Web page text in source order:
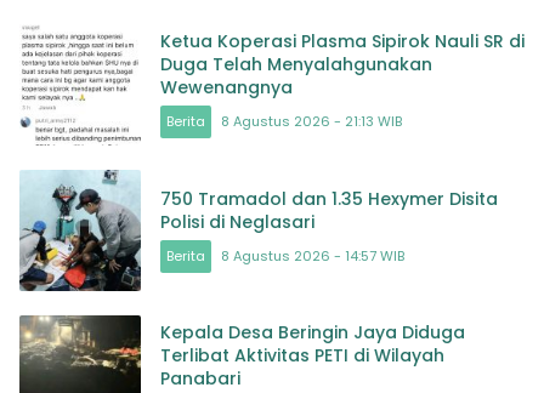
Ketua Koperasi Plasma Sipirok Nauli SR di
Duga Telah Menyalahgunakan
Wewenangnya
Berita 8 Agustus 2026 - 21:13 WIB
750 Tramadol dan 1.35 Hexymer Disita
Polisi di Neglasari
Berita 8 Agustus 2026 - 14:57 WIB
Kepala Desa Beringin Jaya Diduga
Terlibat Aktivitas PETI di Wilayah
Panabari